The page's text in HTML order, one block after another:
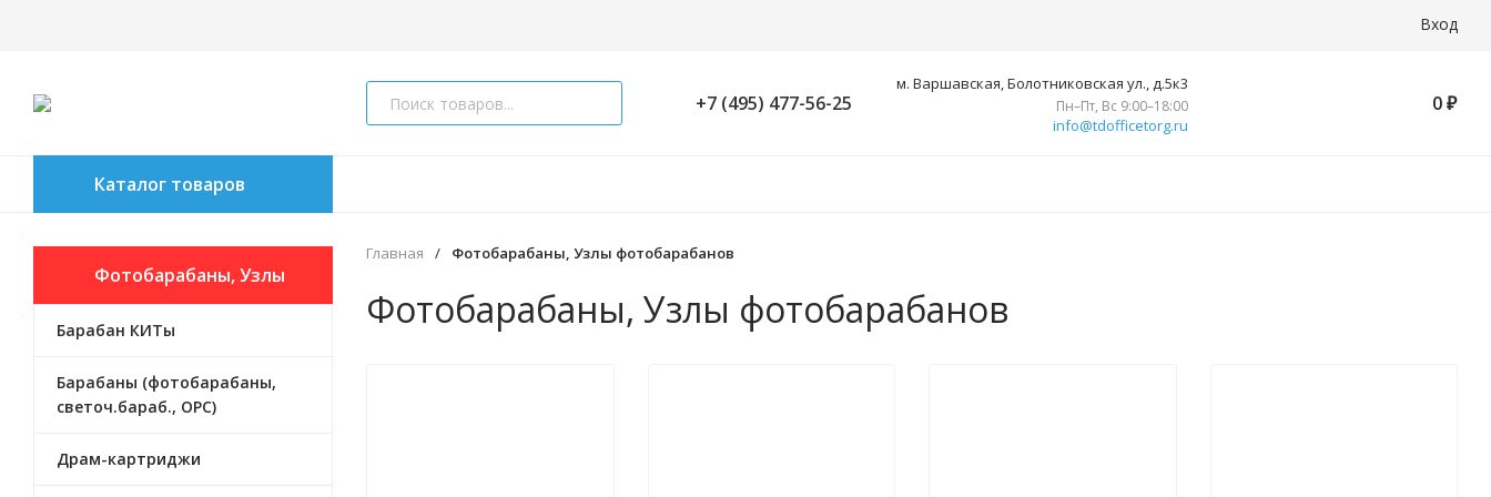
Вход
+7 (495) 477-56-25
м. Варшавская, Болотниковская ул., д.5к3
Пн–Пт, Вс 9:00–18:00
info@tdofficetorg.ru
0 ₽
Каталог товаров
Фотобарабаны, Узлы
фотобарабанов
Барабан КИТы
Барабаны (фотобарабаны,
светоч.бараб., OPC)
Драм-картриджи
Главная / Фотобарабаны, Узлы фотобарабанов
Фотобарабаны, Узлы фотобарабанов